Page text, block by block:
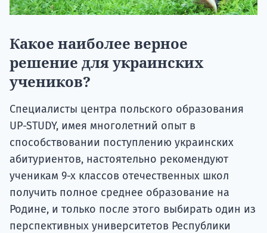
Какое наиболее верное
решение для украинских
учеников?
Специалисты центра польского образования
UP-STUDY, имея многолетний опыт в
способствовании поступлению украинских
абитуриентов, настоятельно рекомендуют
ученикам 9-х классов отечественных школ
получить полное среднее образование на
Родине, и только после этого выбирать один из
перспективных университетов Республики